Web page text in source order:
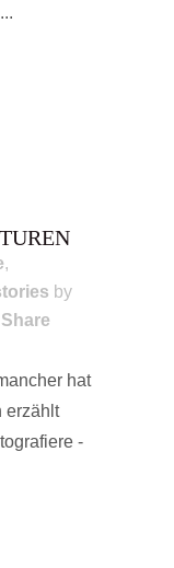
,
by
Share
hat
erzählt
-